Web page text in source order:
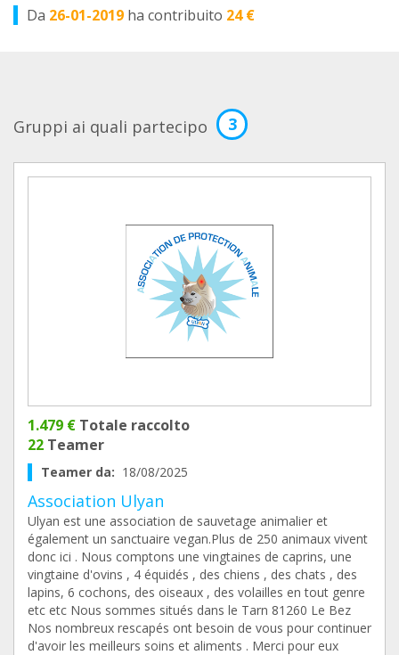
Da 26-01-2019 ha contribuito 24 €
Gruppi ai quali partecipo 3
1.479 € Totale raccolto
22 Teamer
Teamer da: 18/08/2025
Association Ulyan
Ulyan est une association de sauvetage animalier et
également un sanctuaire vegan.Plus de 250 animaux vivent
donc ici . Nous comptons une vingtaines de caprins, une
vingtaine d'ovins , 4 équidés , des chiens , des chats , des
lapins, 6 cochons, des oiseaux , des volailles en tout genre
etc etc Nous sommes situés dans le Tarn 81260 Le Bez
Nos nombreux rescapés ont besoin de vous pour continuer
d'avoir les meilleurs soins et aliments . Merci pour eux